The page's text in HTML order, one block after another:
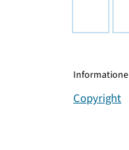
Copyright